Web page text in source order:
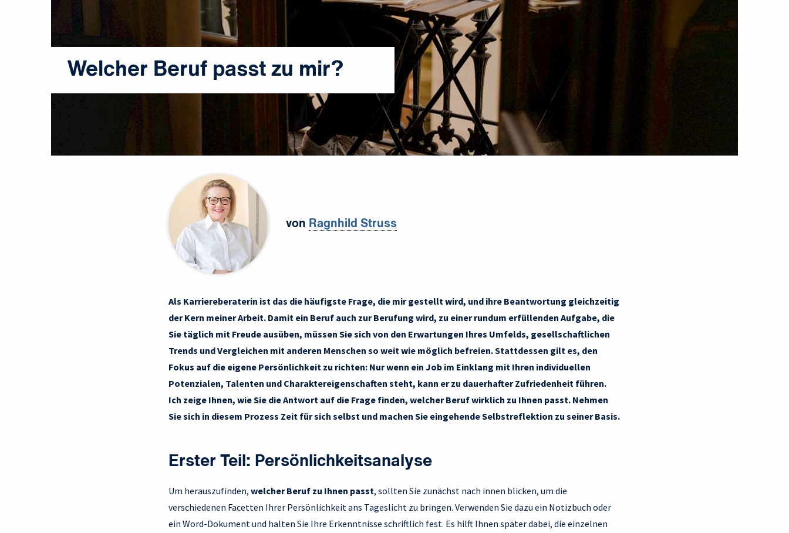
Welcher Beruf passt zu mir?
von Ragnhild Struss
Als Karriereberaterin ist das die häufigste Frage, die mir gestellt wird, und ihre Beantwortung gleichzeitig
der Kern meiner Arbeit. Damit ein Beruf auch zur Berufung wird, zu einer rundum erfüllenden Aufgabe, die
Sie täglich mit Freude ausüben, müssen Sie sich von den Erwartungen Ihres Umfelds, gesellschaftlichen
Trends und Vergleichen mit anderen Menschen so weit wie möglich befreien. Stattdessen gilt es, den
Fokus auf die eigene Persönlichkeit zu richten: Nur wenn ein Job im Einklang mit Ihren individuellen
Potenzialen, Talenten und Charaktereigenschaften steht, kann er zu dauerhafter Zufriedenheit führen.
Ich zeige Ihnen, wie Sie die Antwort auf die Frage finden, welcher Beruf wirklich zu Ihnen passt. Nehmen
Sie sich in diesem Prozess Zeit für sich selbst und machen Sie eingehende Selbstreflektion zu seiner Basis.
Erster Teil: Persönlichkeitsanalyse
Um herauszufinden, welcher Beruf zu Ihnen passt, sollten Sie zunächst nach innen blicken, um die
verschiedenen Facetten Ihrer Persönlichkeit ans Tageslicht zu bringen. Verwenden Sie dazu ein Notizbuch oder
ein Word-Dokument und halten Sie Ihre Erkenntnisse schriftlich fest. Es hilft Ihnen später dabei, die einzelnen